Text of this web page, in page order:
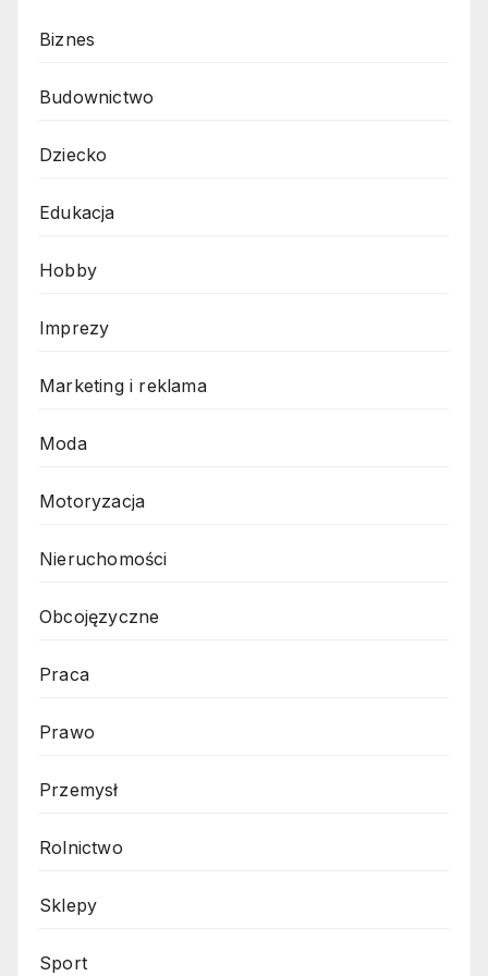
Biznes
Budownictwo
Dziecko
Edukacja
Hobby
Imprezy
Marketing i reklama
Moda
Motoryzacja
Nieruchomości
Obcojęzyczne
Praca
Prawo
Przemysł
Rolnictwo
Sklepy
Sport